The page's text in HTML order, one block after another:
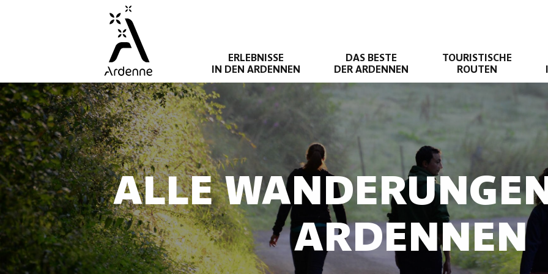
ERLEBNISSE
IN DEN ARDENNEN
DAS BESTE
DER ARDENNEN
TOURISTISCHE
ROUTEN
ALLE
ARDENNEN